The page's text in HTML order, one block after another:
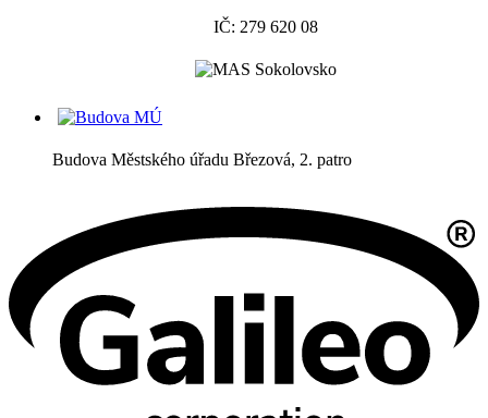
IČ: 279 620 08
Budova Městského úřadu Březová, 2. patro